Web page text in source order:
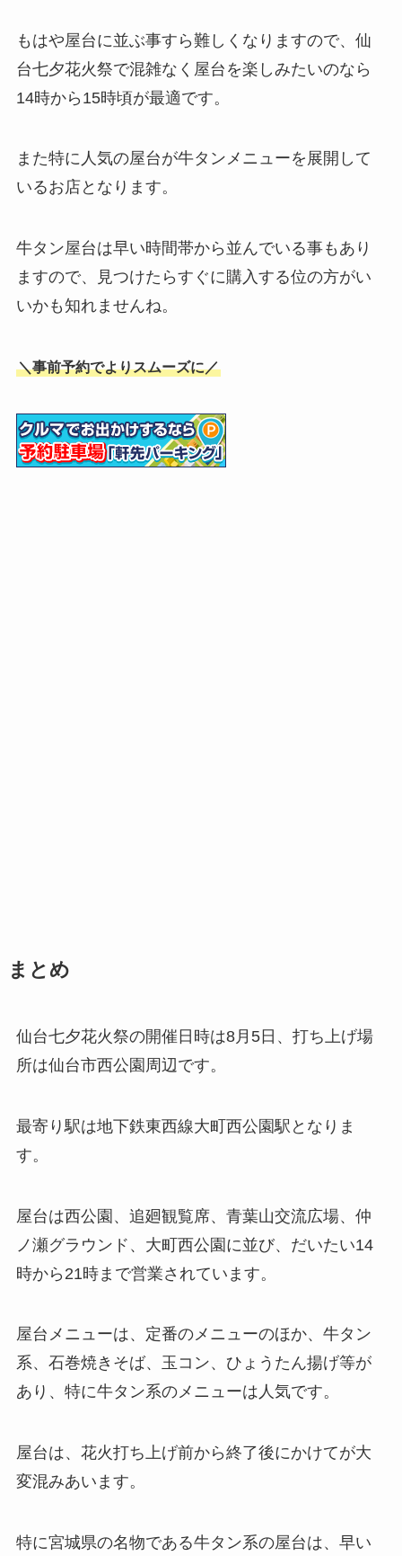
もはや屋台に並ぶ事すら難しくなりますので、仙
台七夕花火祭で混雑なく屋台を楽しみたいのなら
14時から15時頃が最適です。
また特に人気の屋台が牛タンメニューを展開して
いるお店となります。
牛タン屋台は早い時間帯から並んでいる事もあり
ますので、見つけたらすぐに購入する位の方がい
いかも知れませんね。
＼事前予約でよりスムーズに／
まとめ
仙台七夕花火祭の開催日時は8月5日、打ち上げ場
所は仙台市西公園周辺です。
最寄り駅は地下鉄東西線大町西公園駅となりま
す。
屋台は西公園、追廻観覧席、青葉山交流広場、仲
ノ瀬グラウンド、大町西公園に並び、だいたい14
時から21時まで営業されています。
屋台メニューは、定番のメニューのほか、牛タン
系、石巻焼きそば、玉コン、ひょうたん揚げ等が
あり、特に牛タン系のメニューは人気です。
屋台は、花火打ち上げ前から終了後にかけてが大
変混みあいます。
特に宮城県の名物である牛タン系の屋台は、早い